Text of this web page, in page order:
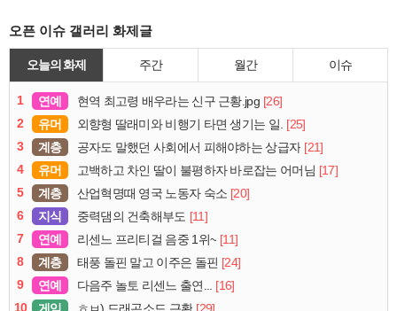
오픈 이슈 갤러리 화제글
오늘의 화제 주간 월간 이슈
1 연예 현역 최고령 배우라는 신구 근황.jpg [26]
2
유머 외향형 딸래미와 비행기 타면 생기는 일. [25]
3
계층 공자도 말했던 사회에서 피해야하는 상급자 [21]
4
유머 고백하고 차인 딸이 불평하자 바로잡는 어머님 [17]
5
계층 산업혁명때 영국 노동자 숙소 [20]
6
지식 중력댐의 건축해부도 [11]
7
연예 리센느 프리티걸 음중 1위~ [11]
8
계층 태풍 돌핀 말고 이주은 돌핀 [24]
9
연예 다음주 놀토 리센느 출연...
[16]
10
게임 [29]